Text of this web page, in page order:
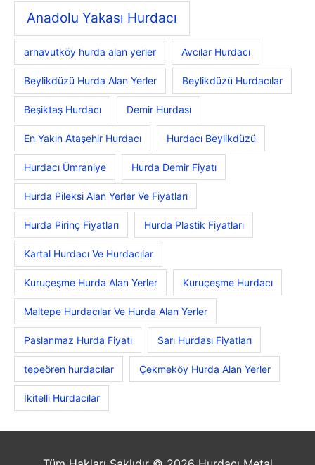
Anadolu Yakası Hurdacı
arnavutköy hurda alan yerler Avcılar Hurdacı
Beylikdüzü Hurda Alan Yerler Beylikdüzü Hurdacılar
Beşiktaş Hurdacı Demir Hurdası
En Yakın Ataşehir Hurdacı Hurdacı Beylikdüzü
Hurdacı Ümraniye Hurda Demir Fiyatı
Hurda Pileksi Alan Yerler Ve Fiyatları
Hurda Pirinç Fiyatları Hurda Plastik Fiyatları
Kartal Hurdacı Ve Hurdacılar
Kuruçeşme Hurda Alan Yerler Kuruçeşme Hurdacı
Maltepe Hurdacılar Ve Hurda Alan Yerler
Paslanmaz Hurda Fiyatı Sarı Hurdası Fiyatları
tepeören hurdacılar Çekmeköy Hurda Alan Yerler
İkitelli Hurdacılar